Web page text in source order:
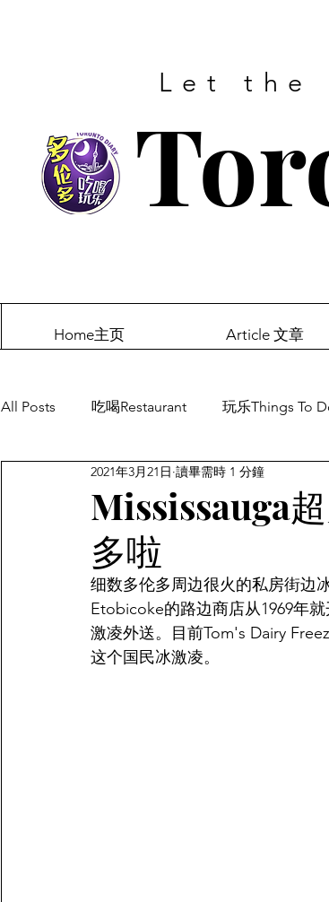
Let the
Home主页 Article 文章
All Posts 吃喝Restaurant 玩乐Things To
餐厅优惠Restaurant's Deals 潮流others
Mississauga
多啦
2021年3月21日 讀畢需時 1 分鐘
细数多伦多周边很火的私房街边
Etobicoke的路边商店从1969年
激凌外送。目前Tom's Dairy
这个国民冰激凌。